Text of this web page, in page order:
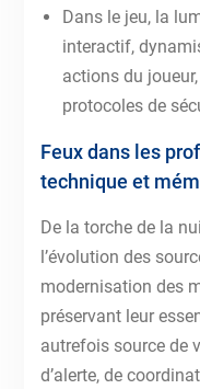
Dans le jeu, la
interactif,
actions du
protocoles de
Feux dans les
technique et
De la torche de la
l’évolution des
modernisation des
préservant leur
autrefois source de
d’alerte, de